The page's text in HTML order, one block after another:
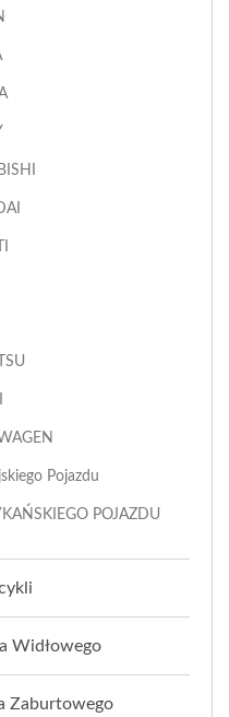
Pojazdu
POJAZDU
Widłowego
Zaburtowego